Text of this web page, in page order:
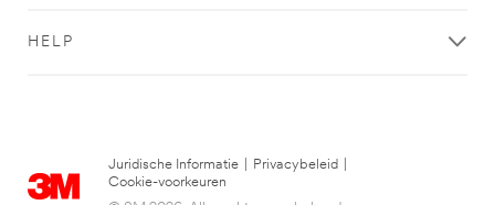
HELP
Juridische Informatie Privacybeleid
Cookie-voorkeuren